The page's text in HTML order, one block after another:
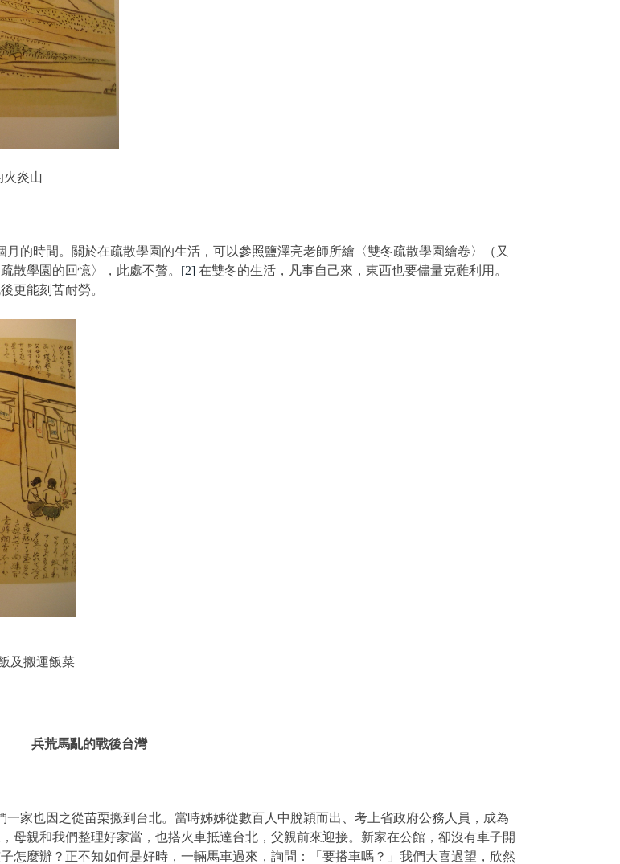
炎山
的時間。關於在疏散學園的生活，可以參照鹽澤亮老師所繪〈雙冬疏散學園繪卷〉（又
散學園的回憶〉，此處不贅。 [2] 在雙冬的生活，凡事自己來，東西也要儘量克難利用。
更能刻苦耐勞。
及搬運飯菜
兵荒馬亂的戰後台灣
家也因之從苗栗搬到台北。當時姊姊從數百人中脫穎而出、考上省政府公務人員，成為
母親和我們整理好家當，也搭火車抵達台北，父親前來迎接。新家在公館，卻沒有車子開
怎麼辦？正不知如何是好時，一輛馬車過來，詢問：「要搭車嗎？」我們大喜過望，欣然